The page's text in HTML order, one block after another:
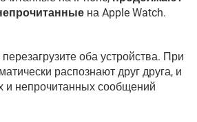
на Apple Watch.
оба устройства. При
распознают друг друга, и
и непрочитанных сообщений